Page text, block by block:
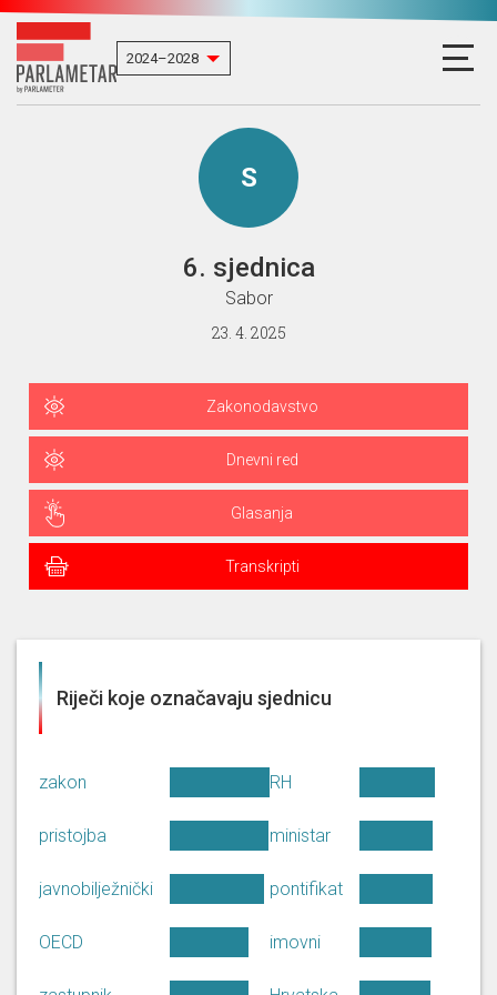
S
6. sjednica
Sabor
23. 4. 2025
Zakonodavstvo
Dnevni red
Glasanja
Transkripti
Riječi koje označavaju sjednicu
zakon
pristojba
javnobilježnički
OECD
RH
ministar
pontifikat
imovni